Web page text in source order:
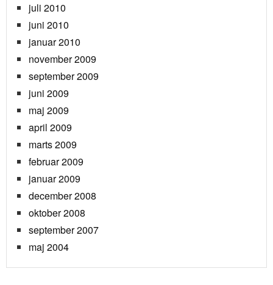
juli 2010
juni 2010
januar 2010
november 2009
september 2009
juni 2009
maj 2009
april 2009
marts 2009
februar 2009
januar 2009
december 2008
oktober 2008
september 2007
maj 2004